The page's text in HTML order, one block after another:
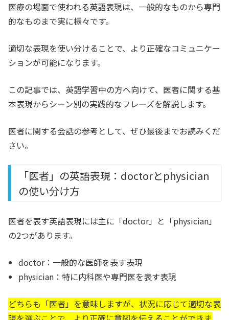
医療の場面で使われる英語表現は、一般的なものから専門
的なものまで実に様々です。
適切な表現を使い分けることで、より正確なコミュニケー
ションが可能になります。
この記事では、英語学習中の方へ向けて、医者に関する基
本表現からシーン別の実践的なフレーズを解説します。
医者に関する会話の参考として、ぜひ最後までお読みくだ
さい。
「医者」の英語表現：doctorとphysician
の使い分け方
医者を表す英語表現には主に「doctor」と「physician」
の2つがあります。
doctor：一般的な医師を表す表現
physician：特に内科医や専門医を表す表現
どちらも「医者」を意味しますが、状況に応じて適切な表